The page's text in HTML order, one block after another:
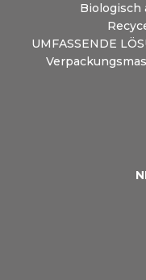
Biologisch
UMFASSENDE